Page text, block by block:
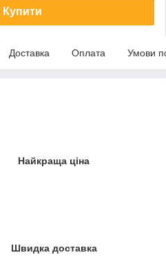
Купити
Доставка Оплата Умови
Найкраща ціна
Швидка доставка